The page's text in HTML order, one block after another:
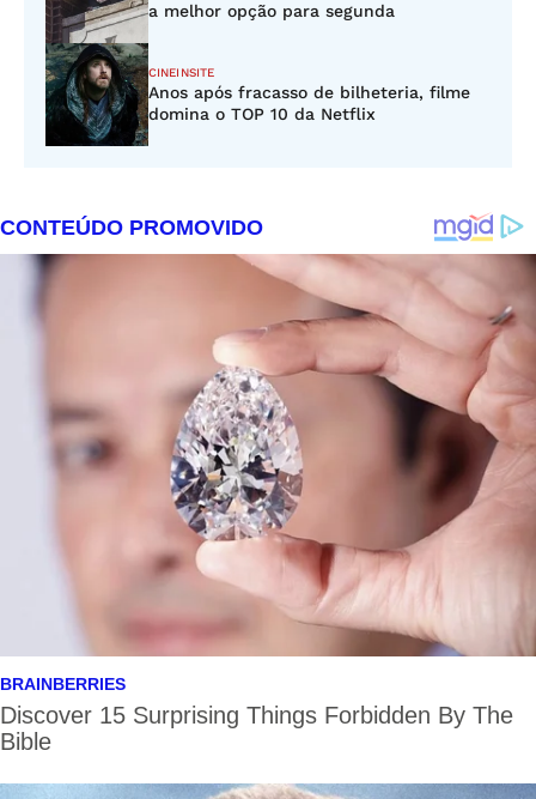
a melhor opção para segunda
CINEINSITE
Anos após fracasso de bilheteria, filme
domina o TOP 10 da Netflix